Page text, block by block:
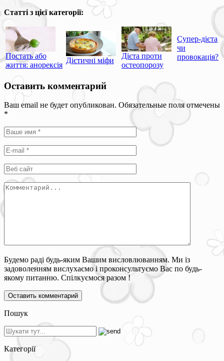
Статті з цієї категорії:
Постать або
життя: анорексія
Дієтичні міфи
Дієта проти
остеопорозу
Супер-дієта
чи
провокація?
Оставить комментарий
Ваш email не будет опубликован. Обязательные поля отмечены
*
Будемо раді будь-яким Вашим висловлюванням. Ми із
задоволенням вислухаємо і проконсультуємо Вас по будь-
якому питанню. Спілкуємося разом !
Пошук
Категорії